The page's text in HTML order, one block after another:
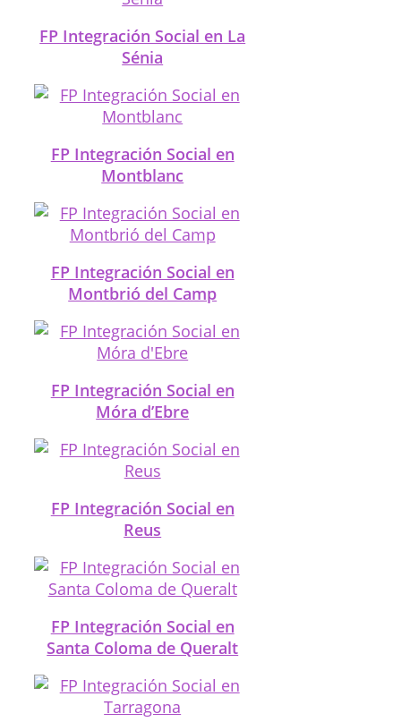
FP Integración Social en La
Sénia
FP Integración Social en
Montblanc
FP Integración Social en
Montbrió del Camp
FP Integración Social en
Móra d’Ebre
FP Integración Social en
Reus
FP Integración Social en
Santa Coloma de Queralt